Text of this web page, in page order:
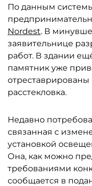
По данным
Nordest. В
заявительнице
работ. В здании
памятник уже
расстекловка.
Недавно
связанная с
установкой
Она, как можно
требованиями
сообщается в